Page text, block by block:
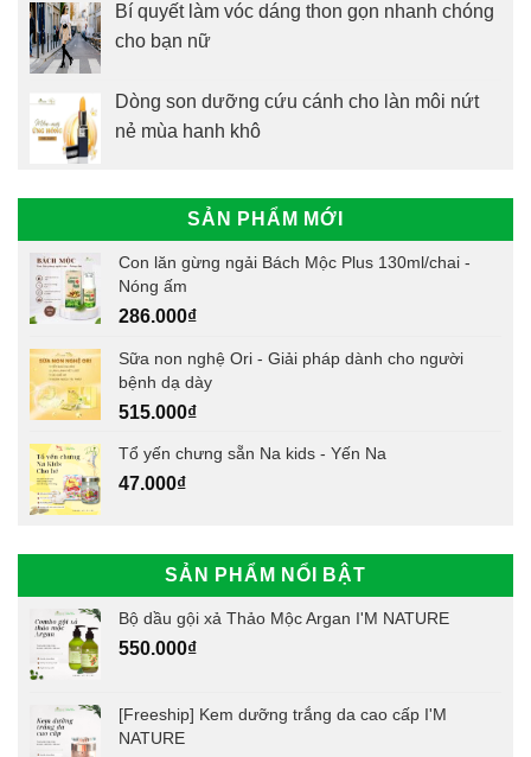
Bí quyết làm vóc dáng thon gọn nhanh chóng
cho bạn nữ
Dòng son dưỡng cứu cánh cho làn môi nứt
nẻ mùa hanh khô
SẢN PHẨM MỚI
Con lăn gừng ngải Bách Mộc Plus 130ml/chai -
Nóng ấm
286.000₫
Sữa non nghệ Ori - Giải pháp dành cho người
bệnh dạ dày
515.000₫
Tổ yến chưng sẵn Na kids - Yến Na
47.000₫
SẢN PHẨM NỔI BẬT
Bộ dầu gội xả Thảo Mộc Argan I'M NATURE
550.000₫
[Freeship] Kem dưỡng trắng da cao cấp I'M
NATURE